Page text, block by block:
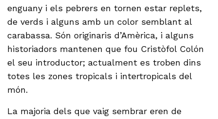
enguany i els pebrers en tornen estar replets,
de verds i alguns amb un color semblant al
carabassa. Són originaris d’Amèrica, i alguns
historiadors mantenen que fou Cristòfol Colón
el seu introductor; actualment es troben dins
totes les zones tropicals i intertropicals del
món.
La majoria dels que vaig sembrar eren de